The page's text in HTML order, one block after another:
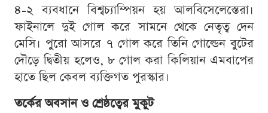
৪-২ ব্যবধানে বিশ্বচ্যাম্পিয়ন হয় আলবিসেলেস্তেরা।
ফাইনালে দুই গোল করে সামনে থেকে নেতৃত্ব দেন
মেসি। পুরো আসরে ৭ গোল করে তিনি গোল্ডেন বুটের
দৌড়ে দ্বিতীয় হলেও, ৮ গোল করা কিলিয়ান এমবাপের
হাতে ছিল কেবল ব্যক্তিগত পুরস্কার।
তর্কের অবসান ও শ্রেষ্ঠত্বের মুকুট